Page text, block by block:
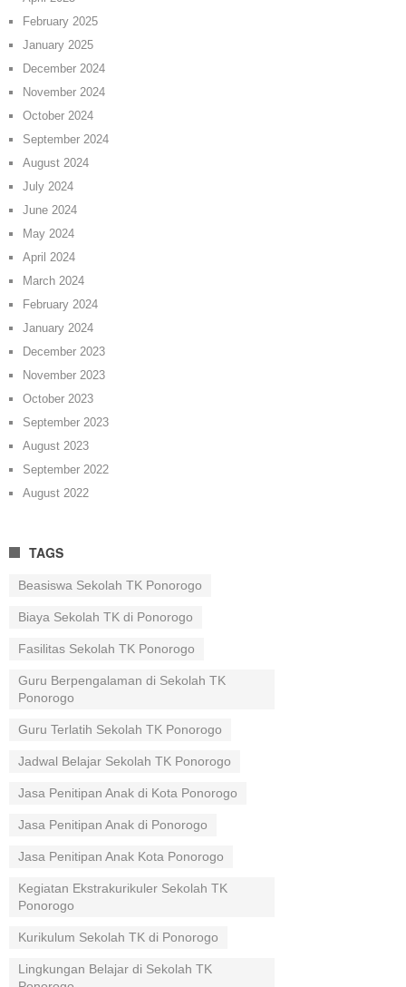
February 2025
January 2025
December 2024
November 2024
October 2024
September 2024
August 2024
July 2024
June 2024
May 2024
April 2024
March 2024
February 2024
January 2024
December 2023
November 2023
October 2023
September 2023
August 2023
September 2022
August 2022
TAGS
Beasiswa Sekolah TK Ponorogo
Biaya Sekolah TK di Ponorogo
Fasilitas Sekolah TK Ponorogo
Guru Berpengalaman di Sekolah TK
Ponorogo
Guru Terlatih Sekolah TK Ponorogo
Jadwal Belajar Sekolah TK Ponorogo
Jasa Penitipan Anak di Kota Ponorogo
Jasa Penitipan Anak di Ponorogo
Jasa Penitipan Anak Kota Ponorogo
Kegiatan Ekstrakurikuler Sekolah TK
Ponorogo
Kurikulum Sekolah TK di Ponorogo
Lingkungan Belajar di Sekolah TK